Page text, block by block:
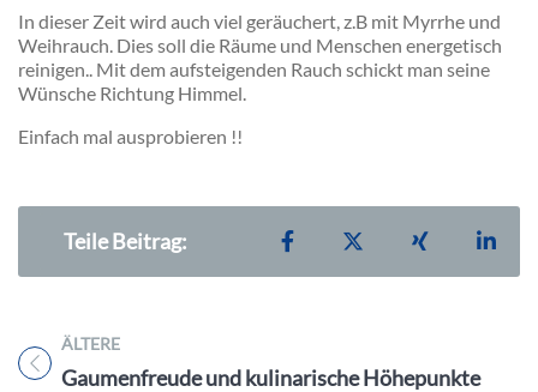
In dieser Zeit wird auch viel geräuchert, z.B mit Myrrhe und
Weihrauch. Dies soll die Räume und Menschen energetisch
reinigen.. Mit dem aufsteigenden Rauch schickt man seine
Wünsche Richtung Himmel.
Einfach mal ausprobieren !!
Teile Beitrag: Teilen auf Facebook
Teilen auf XTeilen auf
ÄLTERE
Titel für Beitrag
Gaumenfreude und kulinarische Höhepunkte